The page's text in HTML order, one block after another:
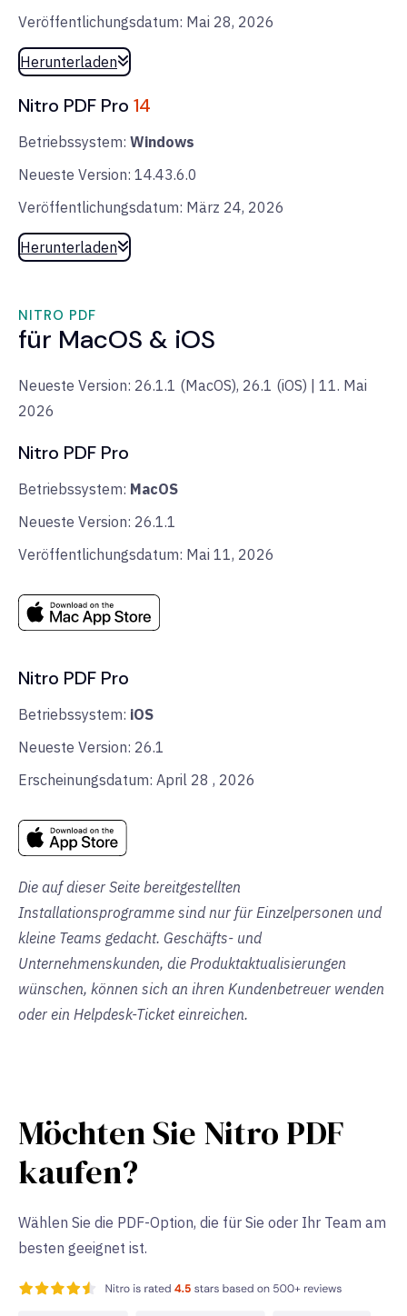
Veröffentlichungsdatum: Mai 28, 2026
Herunterladen
Nitro PDF Pro 14
Betriebssystem: Windows
Neueste Version: 14.43.6.0
Veröffentlichungsdatum: März 24, 2026
Herunterladen
NITRO PDF
für MacOS & iOS
Neueste Version: 26.1.1 (MacOS), 26.1 (iOS) | 11. Mai
2026
Nitro PDF Pro
Betriebssystem: MacOS
Neueste Version: 26.1.1
Veröffentlichungsdatum: Mai 11, 2026
Nitro PDF Pro
Betriebssystem: iOS
Neueste Version: 26.1
Erscheinungsdatum: April 28 , 2026
Die auf dieser Seite bereitgestellten
Installationsprogramme sind nur für Einzelpersonen und
kleine Teams gedacht. Geschäfts- und
Unternehmenskunden, die Produktaktualisierungen
wünschen, können sich an ihren Kundenbetreuer wenden
oder ein Helpdesk-Ticket einreichen.
Möchten Sie Nitro PDF
kaufen?
Wählen Sie die PDF-Option, die für Sie oder Ihr Team am
besten geeignet ist.